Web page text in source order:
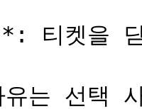
티켓을
는 선택